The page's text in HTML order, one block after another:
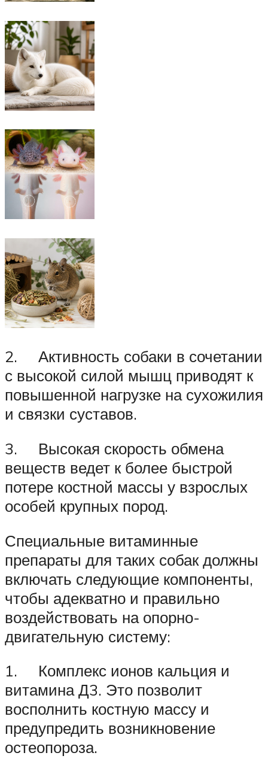
2. Активность собаки в сочетании
с высокой силой мышц приводят к
повышенной нагрузке на сухожилия
и связки суставов.
3. Высокая скорость обмена
веществ ведет к более быстрой
потере костной массы у взрослых
особей крупных пород.
Специальные витаминные
препараты для таких собак должны
включать следующие компоненты,
чтобы адекватно и правильно
воздействовать на опорно-
двигательную систему:
1. Комплекс ионов кальция и
витамина Д3. Это позволит
восполнить костную массу и
предупредить возникновение
остеопороза.